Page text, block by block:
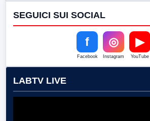
SEGUICI SUI SOCIAL
f
Facebook
◎
Instagram
▶
YouTube
LABTV LIVE